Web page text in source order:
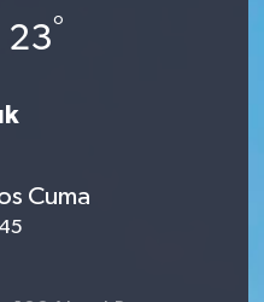
23°
Cuma